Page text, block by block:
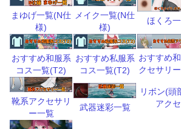
まゆげ一覧(N仕
様)
メイク一覧(N仕
様)
ほくろ
おすすめ和服系
コス一覧(T2)
おすすめ私服系
コス一覧(T2)
おすすめ
クセサリ
靴系アクセサリ
ー一覧
武器迷彩一覧
リボン(頭
アクセ